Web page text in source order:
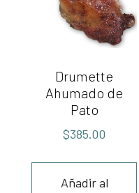
Drumette
Ahumado de
Pato
$385.00
Añadir al